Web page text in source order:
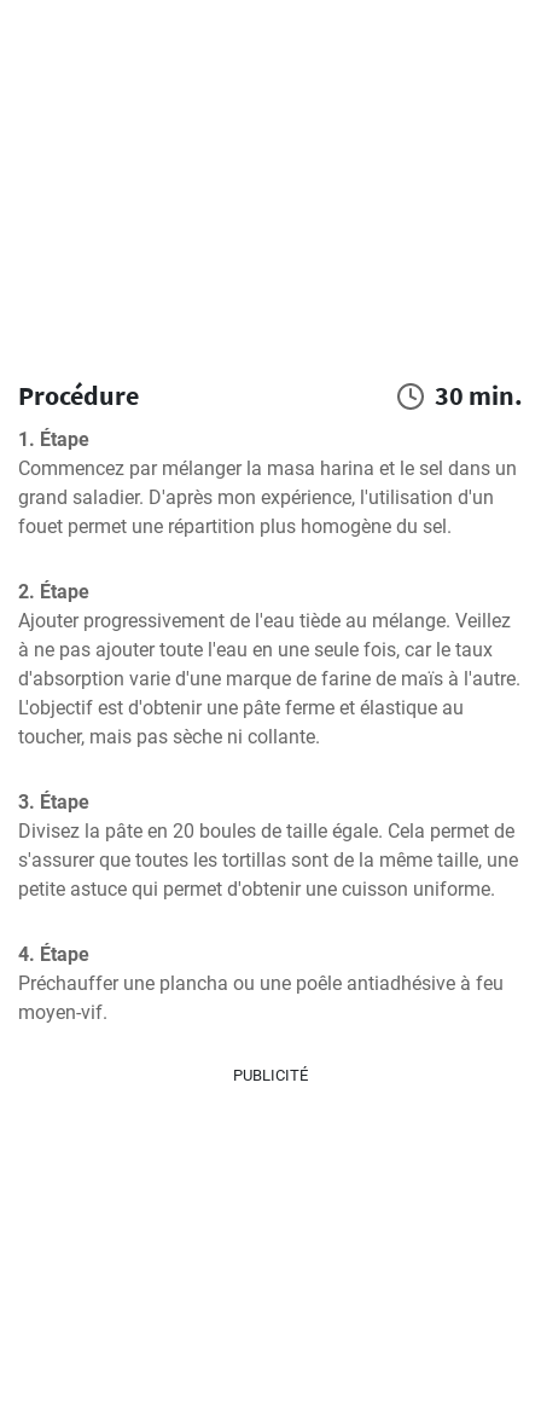
Procédure 30 min.
1. Étape
Commencez par mélanger la masa harina et le sel dans un
grand saladier. D'après mon expérience, l'utilisation d'un
fouet permet une répartition plus homogène du sel.
2. Étape
Ajouter progressivement de l'eau tiède au mélange. Veillez
à ne pas ajouter toute l'eau en une seule fois, car le taux
d'absorption varie d'une marque de farine de maïs à l'autre.
L'objectif est d'obtenir une pâte ferme et élastique au
toucher, mais pas sèche ni collante.
3. Étape
Divisez la pâte en 20 boules de taille égale. Cela permet de
s'assurer que toutes les tortillas sont de la même taille, une
petite astuce qui permet d'obtenir une cuisson uniforme.
4. Étape
Préchauffer une plancha ou une poêle antiadhésive à feu
moyen-vif.
PUBLICITÉ